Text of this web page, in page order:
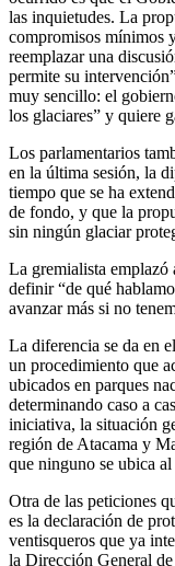
las inquietudes. La
compromisos mínimos
reemplazar una
permite su
muy sencillo: el
los glaciares” y quiere
Los parlamentarios
en la última sesión, la
tiempo que se ha
de fondo, y que la
sin ningún glaciar
La gremialista
definir “de qué
avanzar más si no
La diferencia se da en
un procedimiento que
ubicados en parques
determinando caso a
iniciativa, la situación
región de Atacama y
que ninguno se ubica
Otra de las peticiones
es la declaración de
ventisqueros que ya
la Dirección General